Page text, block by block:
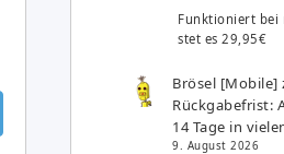
Funktioniert bei
stet es 29,95€
Brösel [Mobile]
Rückgabefrist:
14 Tage in
9. August 2026